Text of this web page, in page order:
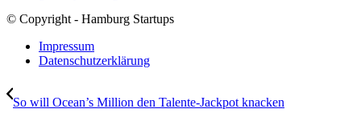
© Copyright - Hamburg Startups
Impressum
Datenschutzerklärung
So will Ocean’s Million den Talente-Jackpot knacken